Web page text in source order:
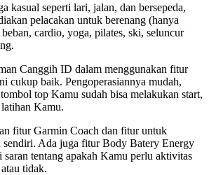
kasual seperti lari, jalan, dan bersepeda,
pelacakan untuk berenang (hanya
cardio, yoga, pilates, ski, seluncur
Canggih ID dalam menggunakan fitur
cukup baik. Pengoperasiannya mudah,
top Kamu sudah bisa melakukan start,
Kamu.
fitur Garmin Coach dan fitur untuk
sendiri. Ada juga fitur Body Batery Energy
tentang apakah Kamu perlu aktivitas
tidak.